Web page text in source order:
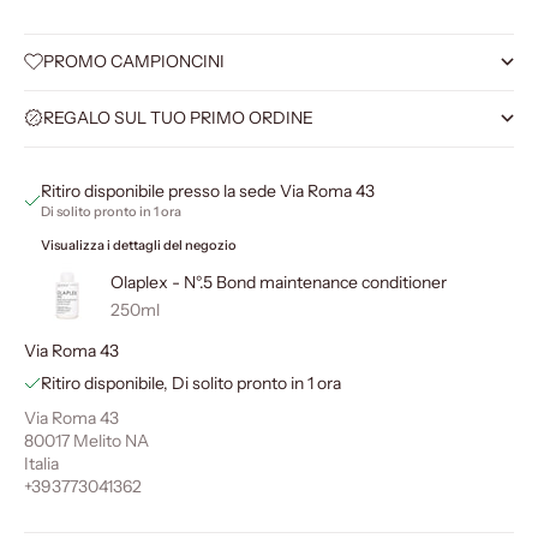
PROMO CAMPIONCINI
REGALO SUL TUO PRIMO ORDINE
Ritiro disponibile presso la sede Via Roma 43
Di solito pronto in 1 ora
Visualizza i dettagli del negozio
Olaplex - N°.5 Bond maintenance conditioner
250ml
Via Roma 43
Ritiro disponibile, Di solito pronto in 1 ora
Via Roma 43
80017 Melito NA
Italia
+393773041362